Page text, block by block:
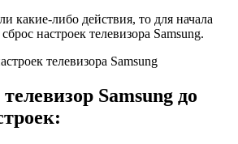
какие-либо действия, то для начала
настроек телевизора Samsung.
телевизора Samsung
Samsung до